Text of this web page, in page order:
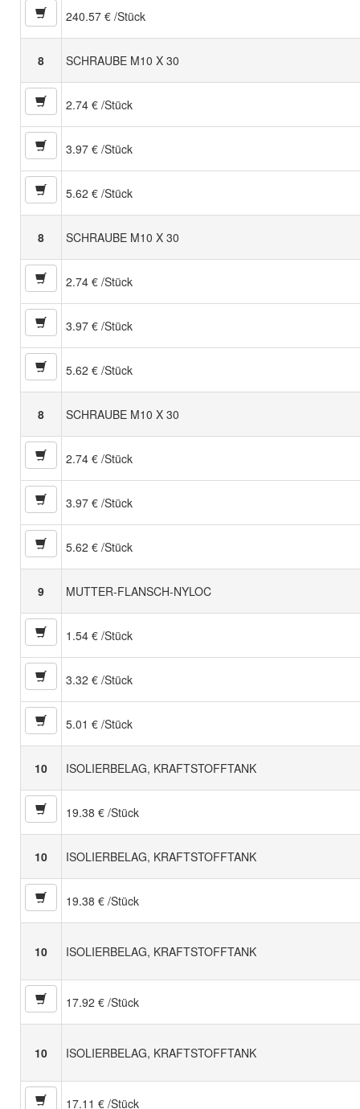
240.57 € /Stück
8 SCHRAUBE M10 X 30
2.74 € /Stück
3.97 € /Stück
5.62 € /Stück
8 SCHRAUBE M10 X 30
2.74 € /Stück
3.97 € /Stück
5.62 € /Stück
8 SCHRAUBE M10 X 30
2.74 € /Stück
3.97 € /Stück
5.62 € /Stück
9 MUTTER-FLANSCH-NYLOC
1.54 € /Stück
3.32 € /Stück
5.01 € /Stück
10 ISOLIERBELAG, KRAFTSTOFFTANK
19.38 € /Stück
10 ISOLIERBELAG, KRAFTSTOFFTANK
19.38 € /Stück
10 ISOLIERBELAG, KRAFTSTOFFTANK
17.92 € /Stück
10 ISOLIERBELAG, KRAFTSTOFFTANK
17.11 € /Stück